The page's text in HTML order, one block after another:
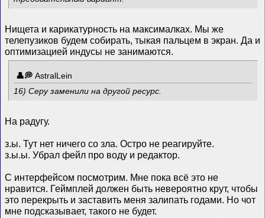
Нищета и карикатурность на максималках. Мы же
телепузиков будем собирать, тыкая пальцем в экран. Да и
оптимизацией индусы не занимаются.
AstralLein
16) Серу заменили на другой ресурс.
На радугу.
з.ы. Тут нет ничего со зла. Остро не реагируйте.
з.ы.ы. Убрал фейл про воду и редактор.
С интерфейсом посмотрим. Мне пока всё это не
нравится. Геймплей должен быть невероятно крут, чтобы
это перекрыть и заставить меня залипать годами. Но чот
мне подсказывает, такого не будет.